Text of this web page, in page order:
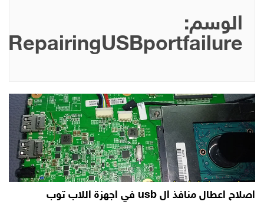
الوسم:
RepairingUSBportfailure
اصلاح اعطال منافذ ال usb في اجهزة اللاب توب